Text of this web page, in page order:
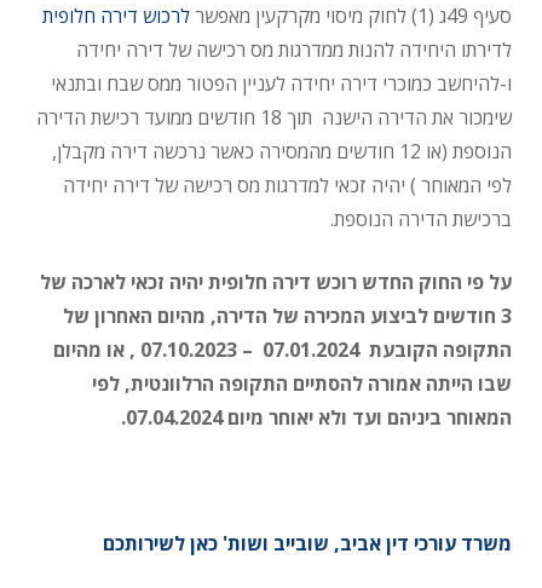
סעיף 49ג (1) לחוק מיסוי מקרקעין מאפשר
לרכוש דירה חלופית
לדירתו היחידה להנות ממדרגות מס רכישה של דירה יחידה
ו-להיחשב כמוכרי דירה יחידה לעניין הפטור ממס שבח ובתנאי
שימכור את הדירה הישנה תוך 18 חודשים ממועד רכישת הדירה
הנוספת (או 12 חודשים מהמסירה כאשר נרכשה דירה מקבלן,
לפי המאוחר ) יהיה זכאי למדרגות מס רכישה של דירה יחידה
ברכישת הדירה הנוספת.
על פי החוק החדש רוכש דירה חלופית יהיה זכאי לארכה של
3 חודשים לביצוע המכירה של הדירה, מהיום האחרון של
התקופה הקובעת 07.01.2024 – 07.10.2023 , או מהיום
שבו הייתה אמורה להסתיים התקופה הרלוונטית, לפי
המאוחר ביניהם ועד ולא יאוחר מיום 07.04.2024.
משרד עורכי דין אביב, שובייב ושות' כאן לשירותכם